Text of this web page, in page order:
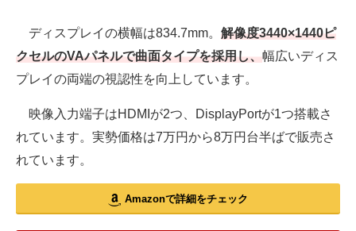
ディスプレイの横幅は834.7mm。 解像度3440×1440ピ
クセルのVAパネルで曲面タイプを採用し、幅広いディス
プレイの両端の視認性を向上しています。
映像入力端子はHDMIが2つ、DisplayPortが1つ搭載さ
れています。実勢価格は7万円から8万円台半ばで販売さ
れています。
Amazonで詳細をチェック